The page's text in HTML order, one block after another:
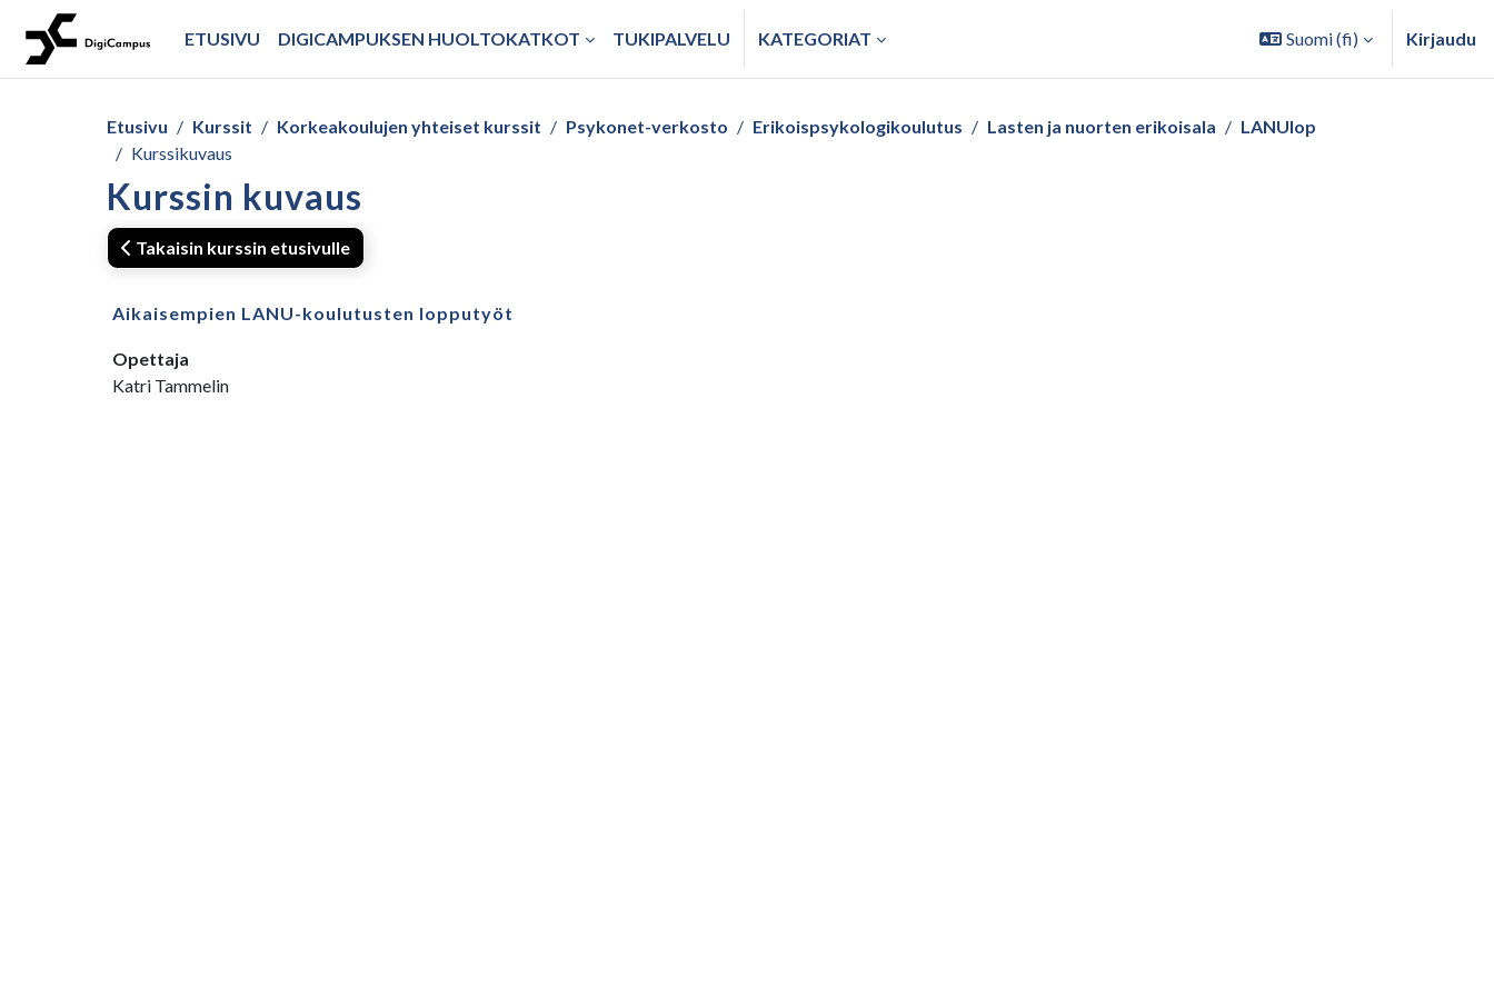
Siirry pääsisältöön
ETUSIVU
DIGICAMPUKSEN HUOLTOKATKOT TUKIPALVELU KATEGORIAT Suomi ‎(fi)‎ Kirjaudu
Etusivu Kurssit Korkeakoulujen yhteiset kurssit Psykonet-verkosto Erikoispsykologikoulutus Lasten ja nuorten erikoisala
LANUlop
Kurssikuvaus
Kurssin kuvaus
Takaisin kurssin etusivulle
Aikaisempien LANU-koulutusten lopputyöt
Opettaja
Katri Tammelin